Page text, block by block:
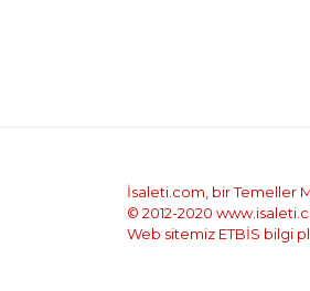
İsaleti.com, bir Temeller
© 2012-2020
Web sitemiz ETBİS bilgi